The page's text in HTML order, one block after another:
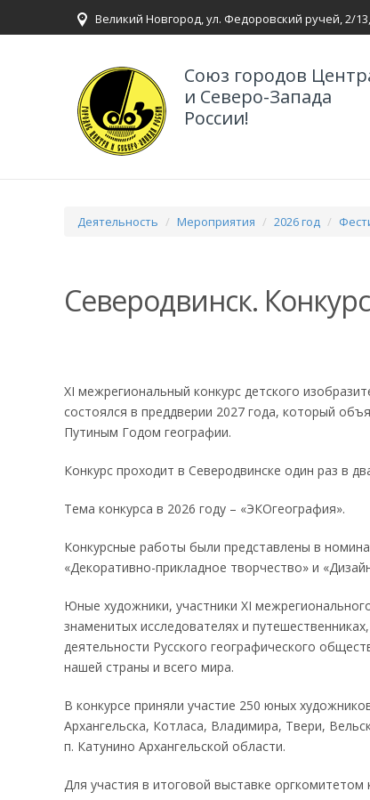
Великий Новгород, ул. Федоровский ручей, 2/
Союз городов
и Северо-Запада
России!
Деятельность Мероприятия 2026 год
Северодвинск.
XI межрегиональный конкурс детского
состоялся в преддверии 2027 года, который
Путиным Годом географии.
Конкурс проходит в Северодвинске один раз в
Тема конкурса в 2026 году – «ЭКОгеография».
Конкурсные работы были представлены в
«Декоративно-прикладное творчество» и
Юные художники, участники ХI
знаменитых исследователях и
деятельности Русского географического
нашей страны и всего мира.
В конкурсе приняли участие 250 юных
Архангельска, Котласа, Владимира, Твери,
п. Катунино Архангельской области.
Для участия в итоговой выставке